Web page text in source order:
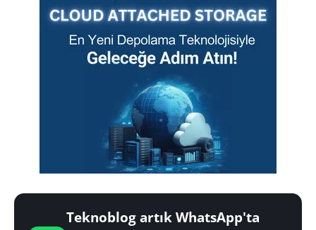
Teknoblog artık WhatsApp'ta